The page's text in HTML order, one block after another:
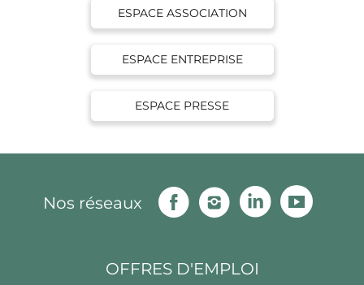
ESPACE ASSOCIATION
ESPACE ENTREPRISE
ESPACE PRESSE
Nos réseaux
FacebookInstagramLinkedin
OFFRES D'EMPLOI